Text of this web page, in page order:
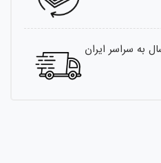
به سراسر ایران